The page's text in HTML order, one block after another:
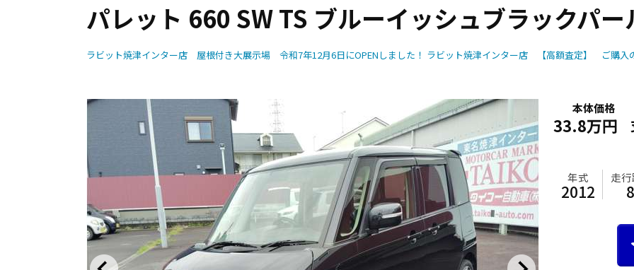
パレット 660 SW TS ブルーイッシュブラックパー
ラビット焼津インター店 屋根付き大展示場 令和7年12月6日にOPENしました！ ラビット焼津インター店 【高額査定】 ご購入
本体価格
33.8万円